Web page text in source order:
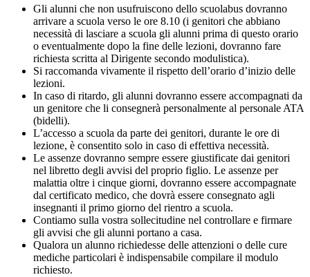
Gli alunni che non usufruiscono dello scuolabus dovranno
arrivare a scuola verso le ore 8.10 (i genitori che abbiano
necessità di lasciare a scuola gli alunni prima di questo orario
o eventualmente dopo la fine delle lezioni, dovranno fare
richiesta scritta al Dirigente secondo modulistica).
Si raccomanda vivamente il rispetto dell’orario d’inizio delle
lezioni.
In caso di ritardo, gli alunni dovranno essere accompagnati da
un genitore che li consegnerà personalmente al personale ATA
(bidelli).
L’accesso a scuola da parte dei genitori, durante le ore di
lezione, è consentito solo in caso di effettiva necessità.
Le assenze dovranno sempre essere giustificate dai genitori
nel libretto degli avvisi del proprio figlio. Le assenze per
malattia oltre i cinque giorni, dovranno essere accompagnate
dal certificato medico, che dovrà essere consegnato agli
insegnanti il primo giorno del rientro a scuola.
Contiamo sulla vostra sollecitudine nel controllare e firmare
gli avvisi che gli alunni portano a casa.
Qualora un alunno richiedesse delle attenzioni o delle cure
mediche particolari è indispensabile compilare il modulo
richiesto.